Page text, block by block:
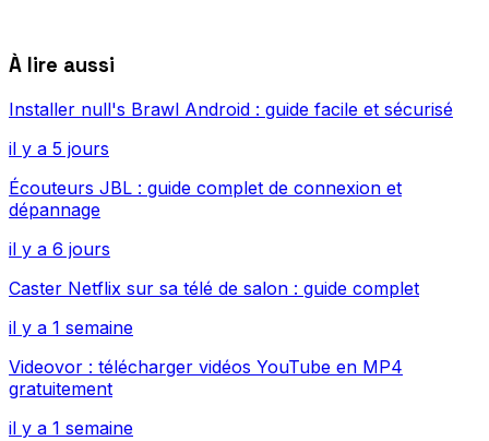
À lire aussi
Installer null's Brawl Android : guide facile et sécurisé
il y a 5 jours
Écouteurs JBL : guide complet de connexion et
dépannage
il y a 6 jours
Caster Netflix sur sa télé de salon : guide complet
il y a 1 semaine
Videovor : télécharger vidéos YouTube en MP4
gratuitement
il y a 1 semaine